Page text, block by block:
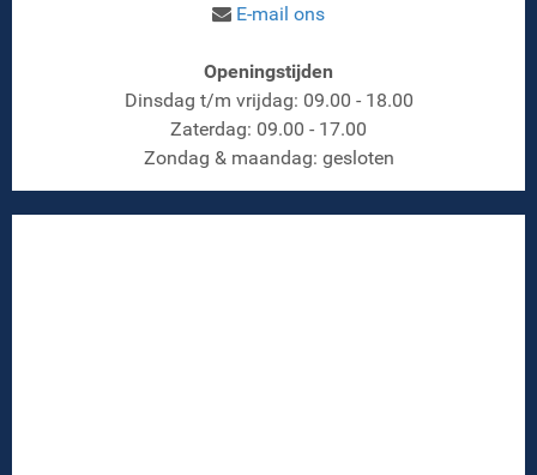
E-mail ons
Openingstijden
Dinsdag t/m vrijdag: 09.00 - 18.00
Zaterdag: 09.00 - 17.00
Zondag & maandag: gesloten